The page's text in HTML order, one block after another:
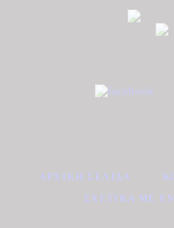
ΑΡΧΙΚΉ ΣΕΛΊΔΑ
ΣΧΕΤΙΚΆ ΜΕ